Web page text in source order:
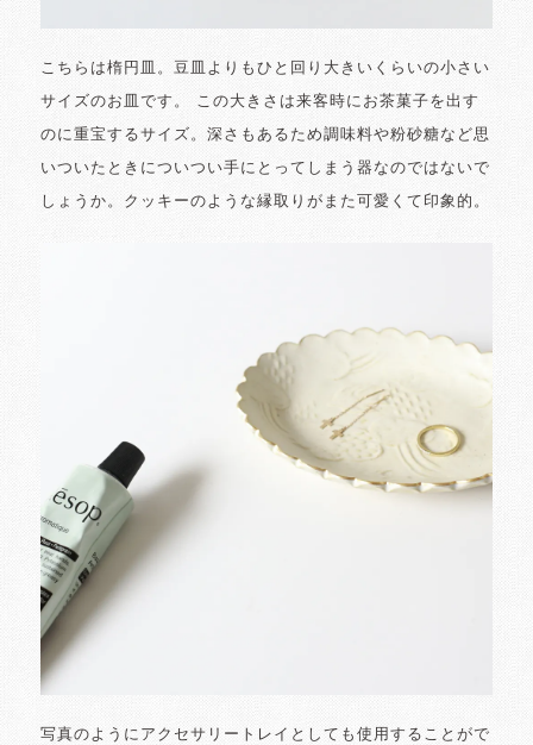
こちらは楕円皿。豆皿よりもひと回り大きいくらいの小さい
サイズのお皿です。 この大きさは来客時にお茶菓子を出す
のに重宝するサイズ。深さもあるため調味料や粉砂糖など思
いついたときについつい手にとってしまう器なのではないで
しょうか。クッキーのような縁取りがまた可愛くて印象的。
写真のようにアクセサリートレイとしても使用することがで